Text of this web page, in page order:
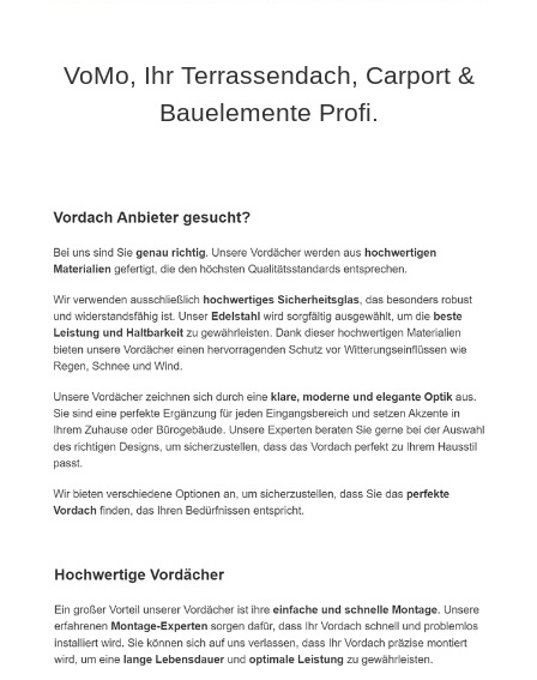
VoMo, Ihr Terrassendach, Carport &
Bauelemente Profi.